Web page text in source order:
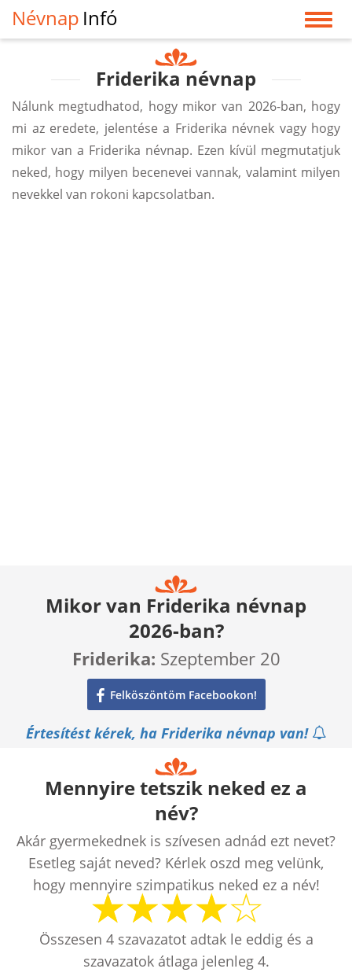
Névnap Infó
Friderika névnap
Nálunk megtudhatod, hogy mikor van 2026-ban, hogy
mi az eredete, jelentése a Friderika névnek vagy hogy
mikor van a Friderika névnap. Ezen kívül megmutatjuk
neked, hogy milyen becenevei vannak, valamint milyen
nevekkel van rokoni kapcsolatban.
Mikor van Friderika névnap
2026-ban?
Friderika: Szeptember 20
Felköszöntöm Facebookon!
Értesítést kérek, ha Friderika névnap van!
Mennyire tetszik neked ez a
név?
Akár gyermekednek is szívesen adnád ezt nevet?
Esetleg saját neved? Kérlek oszd meg velünk,
hogy mennyire szimpatikus neked ez a név!
Összesen 4szavazatot adtak le eddig és a
szavazatok átlaga jelenleg 4.